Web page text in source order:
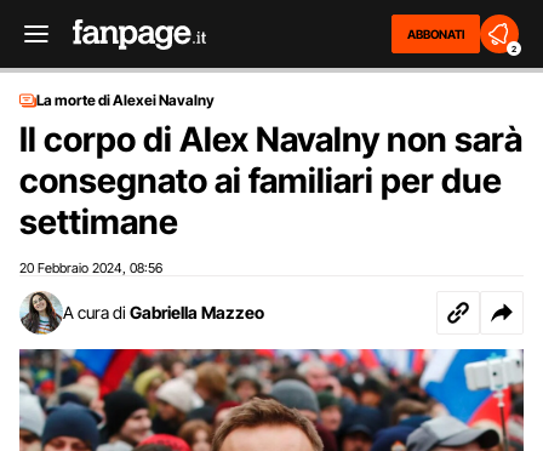
ABBONATI
2
La morte di Alexei Navalny
Il corpo di Alex Navalny non sarà
consegnato ai familiari per due
settimane
20 Febbraio 2024 08:56
A cura di Gabriella Mazzeo